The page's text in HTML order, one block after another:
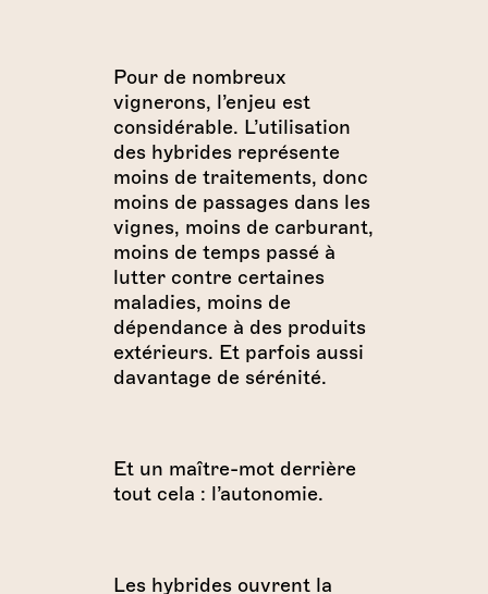
Pour de nombreux
vignerons, l’enjeu est
considérable. L’utilisation
des hybrides représente
moins de traitements, donc
moins de passages dans les
vignes, moins de carburant,
moins de temps passé à
lutter contre certaines
maladies, moins de
dépendance à des produits
extérieurs. Et parfois aussi
davantage de sérénité.
Et un maître-mot derrière
tout cela : l’autonomie.
Les hybrides ouvrent la